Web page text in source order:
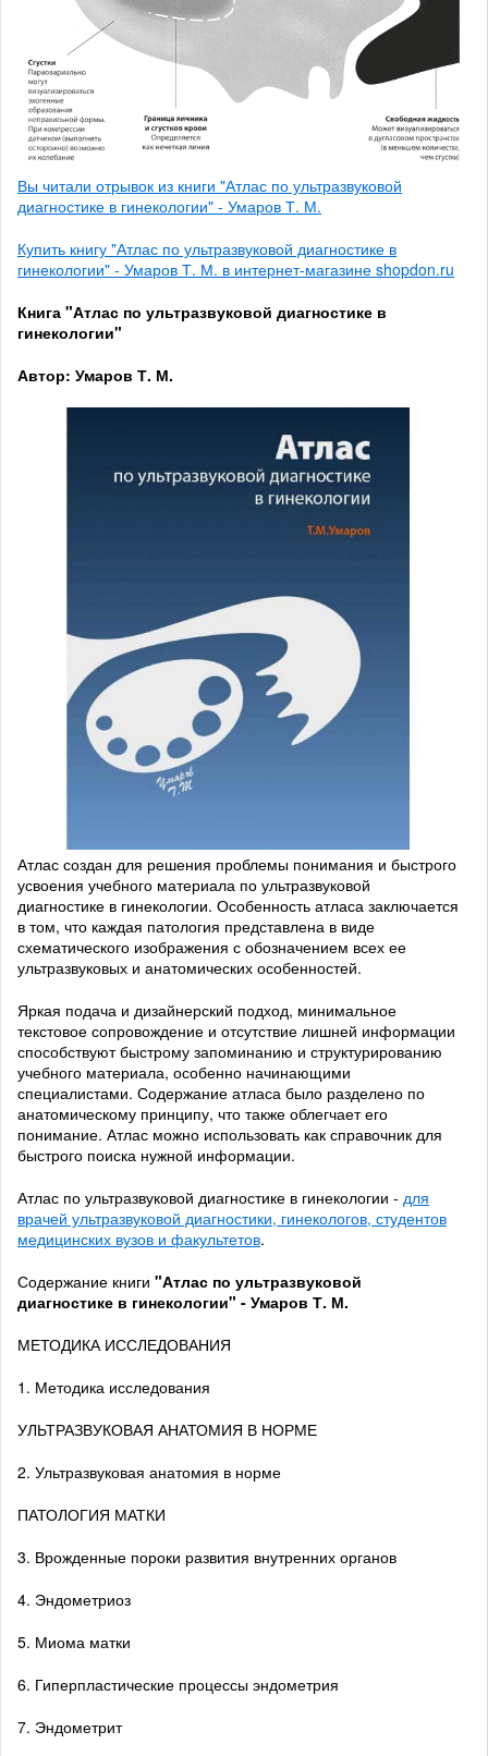
Вы читали отрывок из книги "Атлас по ультразвуковой
диагностике в гинекологии" - Умаров Т. М.
Купить книгу "Атлас по ультразвуковой диагностике в
гинекологии" - Умаров Т. М. в интернет-магазине shopdon.ru
Книга "Атлас по ультразвуковой диагностике в
гинекологии"
Автор: Умаров Т. М.
Атлас создан для решения проблемы понимания и быстрого
усвоения учебного материала по ультразвуковой
диагностике в гинекологии. Особенность атласа заключается
в том, что каждая патология представлена в виде
схематического изображения с обозначением всех ее
ультразвуковых и анатомических особенностей.
Яркая подача и дизайнерский подход, минимальное
текстовое сопровождение и отсутствие лишней информации
способствуют быстрому запоминанию и структурированию
учебного материала, особенно начинающими
специалистами. Содержание атласа было разделено по
анатомическому принципу, что также облегчает его
понимание. Атлас можно использовать как справочник для
быстрого поиска нужной информации.
Атлас по ультразвуковой диагностике в гинекологии - для
врачей ультразвуковой диагностики, гинекологов, студентов
медицинских вузов и факультетов.
Содержание книги "Атлас по ультразвуковой
диагностике в гинекологии" - Умаров Т. М.
МЕТОДИКА ИССЛЕДОВАНИЯ
1. Методика исследования
УЛЬТРАЗВУКОВАЯ АНАТОМИЯ В НОРМЕ
2. Ультразвуковая анатомия в норме
ПАТОЛОГИЯ МАТКИ
3. Врожденные пороки развития внутренних органов
4. Эндометриоз
5. Миома матки
6. Гиперпластические процессы эндометрия
7. Эндометрит